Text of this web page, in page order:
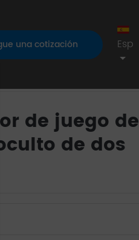
una cotización Esp
de juego de
de dos